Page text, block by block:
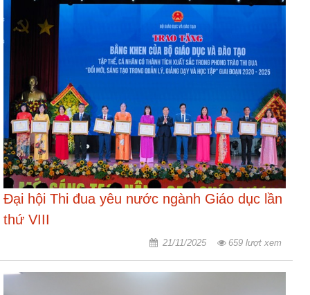
Đại hội Thi đua yêu nước ngành Giáo dục lần
thứ VIII
21/11/2025 659 lượt xem